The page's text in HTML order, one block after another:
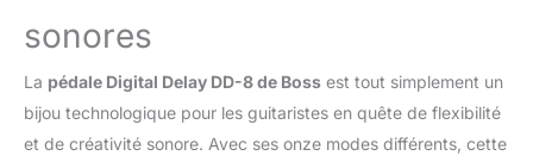
types de Delay : Warm,
+RV (Delay+Reverb) et
GLT (Delay rythmique)
sonores
La pédale Digital Delay DD-8 de Boss est tout simplement un
bijou technologique pour les guitaristes en quête de flexibilité
et de créativité sonore. Avec ses onze modes différents, cette